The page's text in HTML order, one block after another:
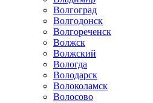
Волгоград
Волгодонск
Волгореченск
Волжск
Волжский
Вологда
Володарск
Волоколамск
Волосово